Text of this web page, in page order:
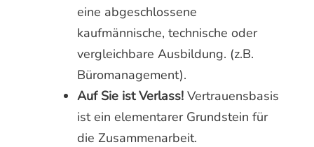
eine abgeschlossene
kaufmännische, technische oder
vergleichbare Ausbildung. (z.B.
Büromanagement).
Auf Sie ist Verlass! Vertrauensbasis
ist ein elementarer Grundstein für
die Zusammenarbeit.